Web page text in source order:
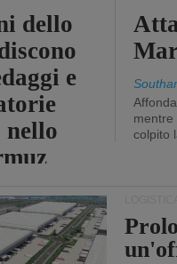
dello
e
mentre
colpito